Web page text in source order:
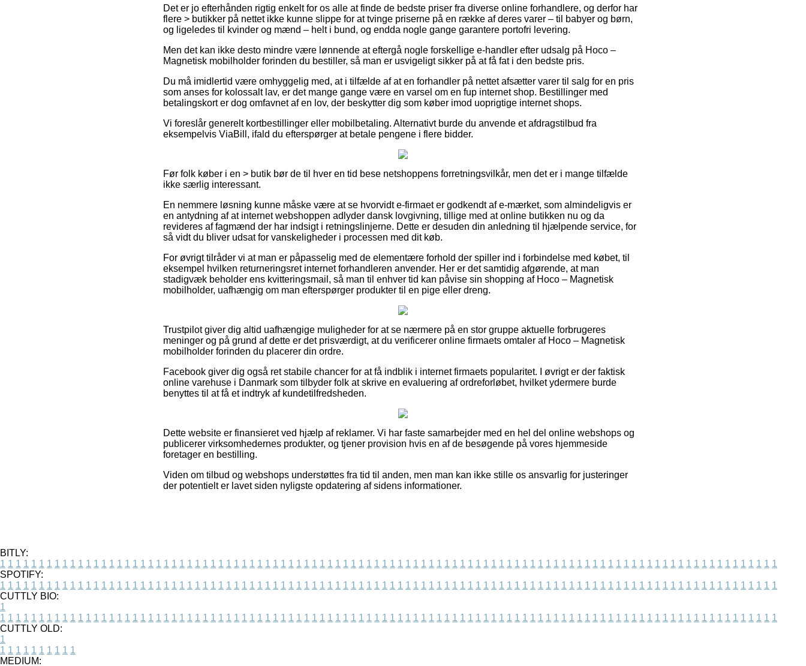
Det er jo efterhånden rigtig enkelt for os alle at finde de bedste priser fra diverse online forhandlere, og derfor har
flere > butikker på nettet ikke kunne slippe for at tvinge priserne på en række af deres varer – til babyer og børn,
og ligeledes til kvinder og mænd – helt i bund, og endda nogle gange garantere portofri levering.
Men det kan ikke desto mindre være lønnende at eftergå nogle forskellige e-handler efter udsalg på Hoco –
Magnetisk mobilholder forinden du bestiller, så man er usvigeligt sikker på at få fat i den bedste pris.
Du må imidlertid være omhyggelig med, at i tilfælde af at en forhandler på nettet afsætter varer til salg for en pris
som anses for kolossalt lav, er det mange gange være en varsel om en fup internet shop. Bestillinger med
betalingskort er dog omfavnet af en lov, der beskytter dig som køber imod uoprigtige internet shops.
Vi foreslår generelt kortbestillinger eller mobilbetaling. Alternativt burde du anvende et afdragstilbud fra
eksempelvis ViaBill, ifald du efterspørger at betale pengene i flere bidder.
Før folk køber i en > butik bør de til hver en tid bese netshoppens forretningsvilkår, men det er i mange tilfælde
ikke særlig interessant.
En nemmere løsning kunne måske være at se hvorvidt e-firmaet er godkendt af e-mærket, som almindeligvis er
en antydning af at internet webshoppen adlyder dansk lovgivning, tillige med at online butikken nu og da
revideres af fagmænd der har indsigt i retningslinjerne. Dette er desuden din anledning til hjælpende service, for
så vidt du bliver udsat for vanskeligheder i processen med dit køb.
For øvrigt tilråder vi at man er påpasselig med de elementære forhold der spiller ind i forbindelse med købet, til
eksempel hvilken returneringsret internet forhandleren anvender. Her er det samtidig afgørende, at man
stadigvæk beholder ens kvitteringsmail, så man til enhver tid kan påvise sin shopping af Hoco – Magnetisk
mobilholder, uafhængig om man efterspørger produkter til en pige eller dreng.
Trustpilot giver dig altid uafhængige muligheder for at se nærmere på en stor gruppe aktuelle forbrugeres
meninger og på grund af dette er det prisværdigt, at du verificerer online firmaets omtaler af Hoco – Magnetisk
mobilholder forinden du placerer din ordre.
Facebook giver dig også ret stabile chancer for at få indblik i internet firmaets popularitet. I øvrigt er der faktisk
online varehuse i Danmark som tilbyder folk at skrive en evaluering af ordreforløbet, hvilket ydermere burde
benyttes til at få et indtryk af kundetilfredsheden.
Dette website er finansieret ved hjælp af reklamer. Vi har faste samarbejder med en hel del online webshops og
publicerer virksomhedernes produkter, og tjener provision hvis en af de besøgende på vores hjemmeside
foretager en bestilling.
Viden om tilbud og webshops understøttes fra tid til anden, men man kan ikke stille os ansvarlig for justeringer
der potentielt er lavet siden nyligste opdatering af sidens informationer.
BITLY:
1 1 1 1 1 1 1 1 1 1 1 1 1 1 1 1 1 1 1 1 1 1 1 1 1 1 1 1 1 1 1 1 1 1 1 1 1 1 1 1 1 1 1 1 1 1 1 1 1 1 1 1 1 1 1 1 1 1 1 1 1 1 1 1 1 1 1 1 1 1 1 1 1 1 1 1 1 1 1 1 1 1 1 1 1 1 1 1 1 1 1 1 1 1 1 1 1 1 1 1
SPOTIFY:
1 1 1 1 1 1 1 1 1 1 1 1 1 1 1 1 1 1 1 1 1 1 1 1 1 1 1 1 1 1 1 1 1 1 1 1 1 1 1 1 1 1 1 1 1 1 1 1 1 1 1 1 1 1 1 1 1 1 1 1 1 1 1 1 1 1 1 1 1 1 1 1 1 1 1 1 1 1 1 1 1 1 1 1 1 1 1 1 1 1 1 1 1 1 1 1 1 1 1 1
CUTTLY BIO:
1
1 1 1 1 1 1 1 1 1 1 1 1 1 1 1 1 1 1 1 1 1 1 1 1 1 1 1 1 1 1 1 1 1 1 1 1 1 1 1 1 1 1 1 1 1 1 1 1 1 1 1 1 1 1 1 1 1 1 1 1 1 1 1 1 1 1 1 1 1 1 1 1 1 1 1 1 1 1 1 1 1 1 1 1 1 1 1 1 1 1 1 1 1 1 1 1 1 1 1 1
CUTTLY OLD:
1
1 1 1 1 1 1 1 1 1 1
MEDIUM: